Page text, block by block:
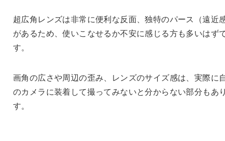
超広角レンズは非常に便利な反面、独特のパース（遠近
があるため、使いこなせるか不安に感じる方も多いはず
す。
画角の広さや周辺の歪み、レンズのサイズ感は、実際に
のカメラに装着して撮ってみないと分からない部分もあ
す。